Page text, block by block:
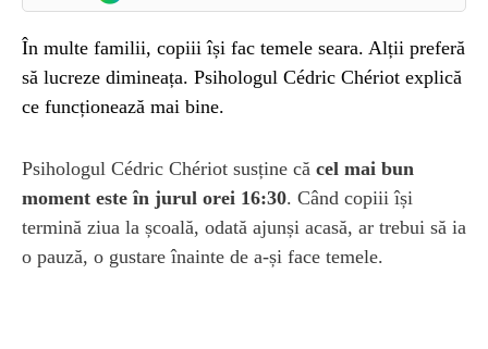
În multe familii, copiii își fac temele seara. Alții preferă
să lucreze dimineața. Psihologul Cédric Chériot explică
ce funcționează mai bine.
Psihologul Cédric Chériot susține că cel mai bun
moment este în jurul orei 16:30. Când copiii își
termină ziua la școală, odată ajunși acasă, ar trebui să ia
o pauză, o gustare înainte de a-și face temele.